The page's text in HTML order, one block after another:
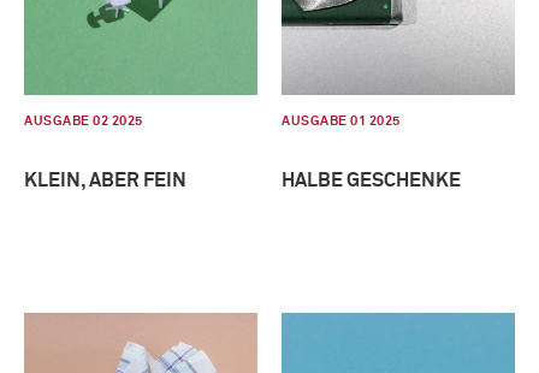
AUSGABE 02 2025
KLEIN, ABER FEIN
AUSGABE 01 2025
HALBE GESCHENKE